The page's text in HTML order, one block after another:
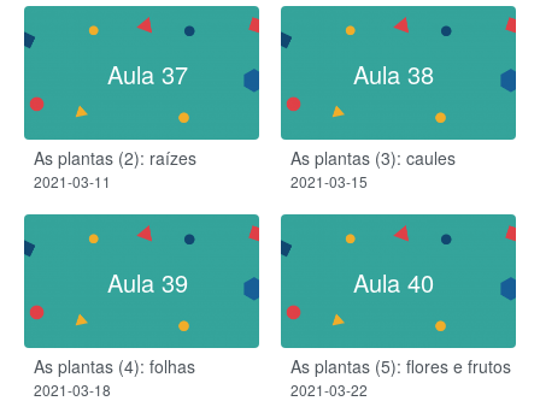
Aula 37
As plantas (2): raízes​
2021-03-11
Aula 38
As plantas (3): caules
2021-03-15
Aula 39
As plantas (4): folhas
2021-03-18
Aula 40
As plantas (5): flores e frutos
2021-03-22